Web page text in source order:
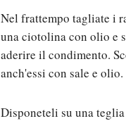
Nel frattempo tagliate i
una ciotolina con olio e
aderire il condimento.
anch'essi con sale e olio.
Disponeteli su una